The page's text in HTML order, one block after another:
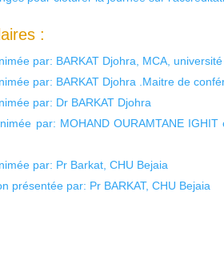
:
par: BARKAT Djohra, MCA,
par: BARKAT Djohra .Maitre de
par: Dr BARKAT Djohra
par: MOHAND OURAMTANE
par: Pr Barkat, CHU Bejaia
présentée par: Pr BARKAT, CHU Bejaia